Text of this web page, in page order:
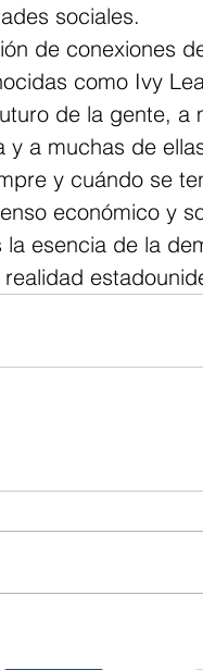
sociales.
de conexiones
como Ivy
de la gente, a
y a muchas de
y cuándo se
económico y
esencia de la